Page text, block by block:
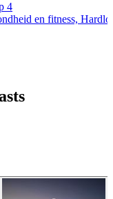
4
en fitness,